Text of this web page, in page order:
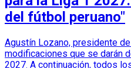
del fútbol peruano"
Agustín Lozano, presidente
modificaciones que se darán
2027. A continuación, todos